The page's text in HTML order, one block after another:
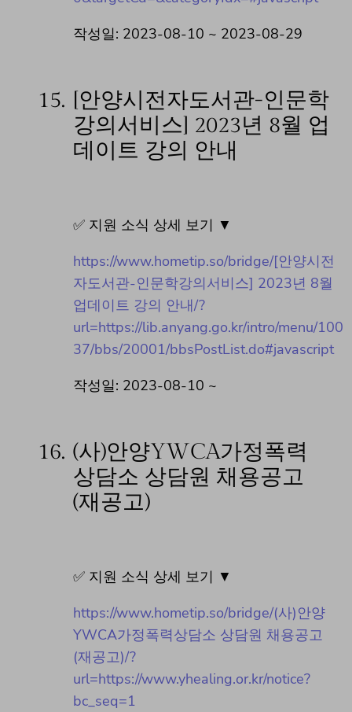
작성일: 2023-08-10 ~ 2023-08-29
15.
[안양시전자도서관-인문학
강의서비스] 2023년 8월 업
데이트 강의 안내
✅ 지원 소식 상세 보기 ▼
https://www.hometip.so/bridge/[안양시전
자도서관-인문학강의서비스] 2023년 8월
업데이트 강의 안내/?
url=https://lib.anyang.go.kr/intro/menu/100
37/bbs/20001/bbsPostList.do#javascript
작성일: 2023-08-10 ~
16. (사)안양YWCA가정폭력
상담소 상담원 채용공고
(재공고)
✅ 지원 소식 상세 보기 ▼
https://www.hometip.so/bridge/(사)안양
YWCA가정폭력상담소 상담원 채용공고
(재공고)/?
url=https://www.yhealing.or.kr/notice?
bc_seq=1